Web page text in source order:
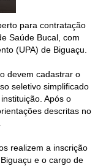
para contratação
Saúde Bucal, com
(UPA) de Biguaçu.
devem cadastrar o
seletivo simplificado
Após o
descritas no
realizem a inscrição
e o cargo de